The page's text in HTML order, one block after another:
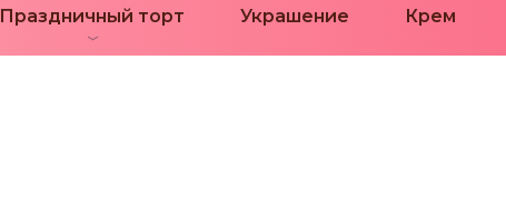
Праздничный торт Украшение Крем